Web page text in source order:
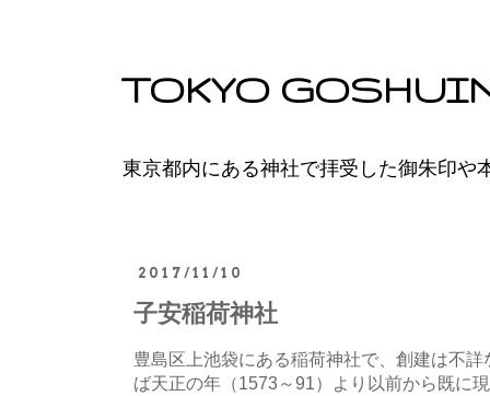
TOKYO
東京都内にある神社で拝受した御朱印や
2017/11/10
子安稲荷神社
豊島区上池袋にある稲荷神社で、創建は不
ば天正の年（1573～91）より以前から既に